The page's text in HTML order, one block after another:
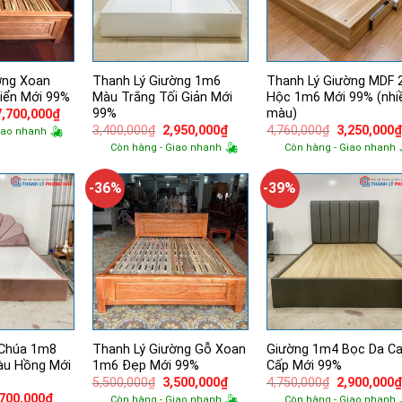
Xoan
Mới 99%
₫Giá
hiện
tại
nhanh
Thanh Lý Giường 1m6
Màu Trắng Tối Giản Mới
99%
3,400,000₫ Giá
gốc
là:
2,950,000₫Giá
hiện
tại
2,950,000₫.
Còn hàng - Giao nhanh
Thanh Lý Giường MDF
Hộc 1m6 Mới 99%
màu)
4,760,000₫ Giá
gốc
là:
3,250,000₫
Còn hàng - Giao nhanh
1m8
Hồng Mới
Giá
-36%
Thanh Lý Giường Gỗ Xoan
1m6 Đẹp Mới 99%
5,500,000₫ Giá
gốc
3,500,000₫Giá
hiện
-39%
Giường 1m4 Bọc Da
Cấp Mới 99%
4,750,000₫ Giá
gốc
2,900,000₫